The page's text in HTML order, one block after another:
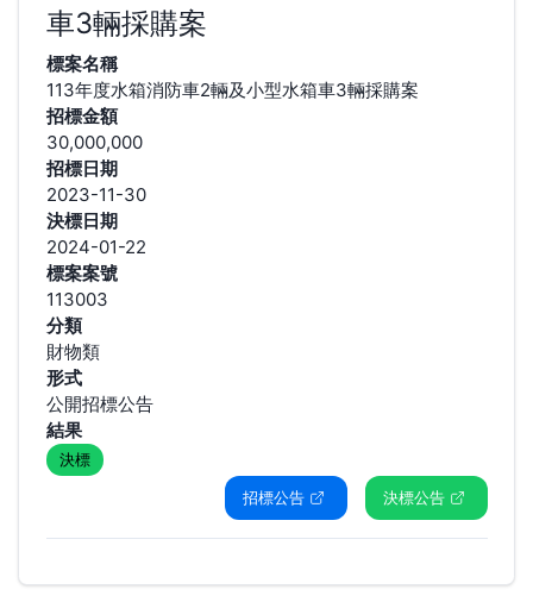
車3輛採購案
標案名稱
113年度水箱消防車2輛及小型水箱車3輛採購案
招標金額
30,000,000
招標日期
2023-11-30
決標日期
2024-01-22
標案案號
113003
分類
財物類
形式
公開招標公告
結果
決標
招標公告
決標公告